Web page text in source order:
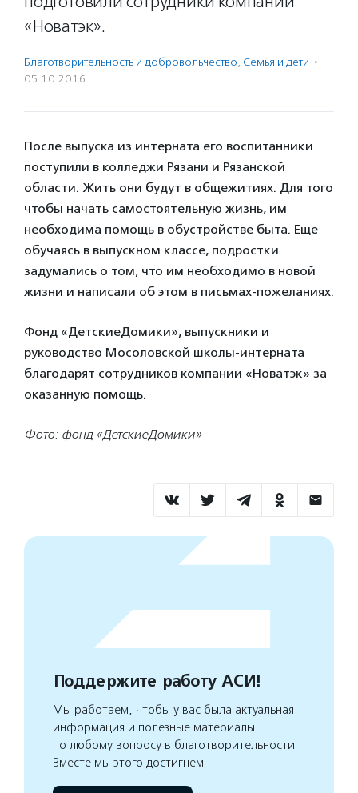
«Новатэк».
Благотвори­тель­ность и доброволь­чест­во, Семья и дети ·
05.10.2016
После выпуска из интерната его воспитанники
поступили в колледжи Рязани и Рязанской
области. Жить они будут в общежитиях. Для того
чтобы начать самостоятельную жизнь, им
необходима помощь в обустройстве быта. Еще
обучаясь в выпускном классе, подростки
задумались о том, что им необходимо в новой
жизни и написали об этом в письмах-пожеланиях.
Фонд «ДетскиеДомики», выпускники и
руководство Мосоловской школы-интерната
благодарят сотрудников компании «Новатэк» за
оказанную помощь.
Фото: фонд «ДетскиеДомики»
Поддержите работу АСИ!
Мы работаем, чтобы у вас была актуальная
информация и полезные материалы
по любому вопросу в благотворительности.
Вместе мы этого достигнем